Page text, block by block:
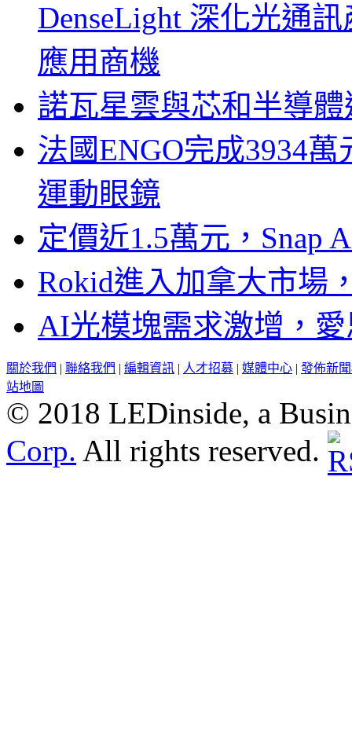
DenseLight 深化光通
應用商機
諾瓦星雲與芯和半導
法國ENGO完成3934
運動眼鏡
定價近1.5萬元，Snap
Rokid進入加拿大市場
AI光模塊需求激增，
關於我們 | 聯絡我們 | 編輯資訊 | 人才招募 | 媒體中心 | 發佈新
站地圖
© 2018 LEDinside, a
Corp. All rights reserved.